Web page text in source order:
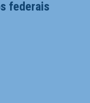
federais